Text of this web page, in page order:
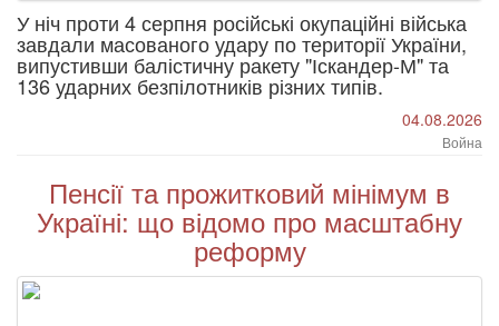
У ніч проти 4 серпня російські окупаційні війська
завдали масованого удару по території України,
випустивши балістичну ракету "Іскандер-М" та
136 ударних безпілотників різних типів.
04.08.2026
Война
Пенсії та прожитковий мінімум в
Україні: що відомо про масштабну
реформу